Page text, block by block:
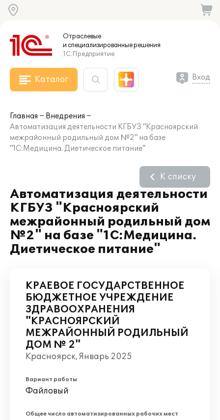
Отраслевые
и специализированныерешения
1С:Предприятие
Каталог Вход
Главная
Внедрения
Автоматизация деятельности КГБУЗ "Красноярский
межрайонный родильный дом №2" на базе
"1С:Медицина. Диетическое питание"
Автоматизация деятельности
КГБУЗ "Красноярский
межрайонный родильный дом
№2" на базе "1С:Медицина.
Диетическое питание"
К списку
КРАЕВОЕ ГОСУДАРСТВЕННОЕ
БЮДЖЕТНОЕ УЧРЕЖДЕНИЕ
ЗДРАВООХРАНЕНИЯ
"КРАСНОЯРСКИЙ
МЕЖРАЙОННЫЙ РОДИЛЬНЫЙ
ДОМ № 2"
Красноярск, Январь 2025
Вариант работы
Файловый
Общее число автоматизированных рабочих мест